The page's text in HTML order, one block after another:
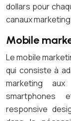
dollars pour
canaux
Mobile
Le mobile
qui consiste à
marketing
smartphones
responsive